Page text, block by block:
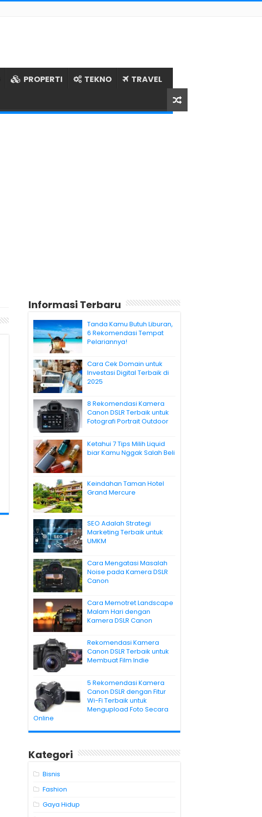
PROPERTI TEKNO TRAVEL
Informasi Terbaru
Tanda Kamu Butuh Liburan,
6 Rekomendasi Tempat
Pelariannya!
Cara Cek Domain untuk
Investasi Digital Terbaik di
2025
8 Rekomendasi Kamera
Canon DSLR Terbaik untuk
Fotografi Portrait Outdoor
Ketahui 7 Tips Milih Liquid
biar Kamu Nggak Salah Beli
Keindahan Taman Hotel
Grand Mercure
SEO Adalah Strategi
Marketing Terbaik untuk
UMKM
Cara Mengatasi Masalah
Noise pada Kamera DSLR
Canon
Cara Memotret Landscape
Malam Hari dengan
Kamera DSLR Canon
Rekomendasi Kamera
Canon DSLR Terbaik untuk
Membuat Film Indie
5 Rekomendasi Kamera
Canon DSLR dengan Fitur
Wi-Fi Terbaik untuk
Mengupload Foto Secara
Online
Kategori
Bisnis
Fashion
Gaya Hidup